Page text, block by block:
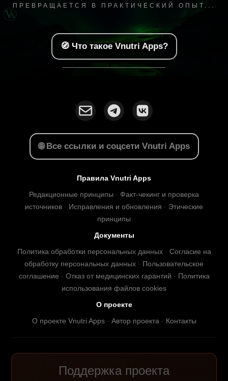
ПРЕВРАЩАЕТСЯ В ПРАКТИЧЕСКИЙ ОПЫТ...
🧭 Что такое Vnutri Apps?
🌐 Все ссылки и соцсети Vnutri Apps
Правила Vnutri Apps
Редакционные принципы · Факт-чекинг и проверка
источников · Исправления и обновления · Этические
принципы
Документы
Политика обработки персональных данных· Согласие на
обработку персональных данных · Пользовательское
соглашение · Отказ от медицинских гарантий · Политика
использования файлов cookies
О проекте
О проекте Vnutri Apps· Автор проекта · Контакты
Поддержка проекта